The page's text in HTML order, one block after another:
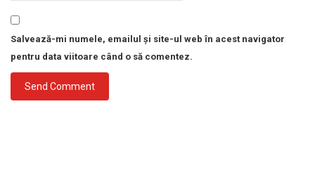
Salvează-mi numele, emailul și site-ul web în acest navigator
pentru data viitoare când o să comentez.